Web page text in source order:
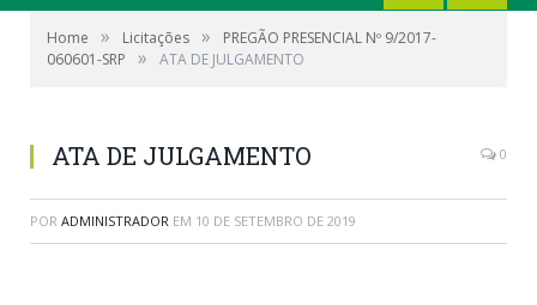
Home » Licitações »
PREGÃO PRESENCIAL Nº 9/2017-
060601-SRP
» ATA DE JULGAMENTO
ATA DE JULGAMENTO 0
POR ADMINISTRADOR EM 10 DE SETEMBRO DE 2019